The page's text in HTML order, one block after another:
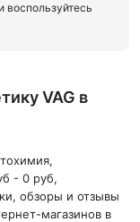
воспользуйтесь
VAG в
- 0 руб,
обзоры и отзывы
магазинов в